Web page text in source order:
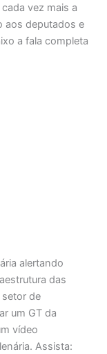
vez mais a
aos deputados e
a fala completa
alertando
das
setor de
um GT da
vídeo
Assista: